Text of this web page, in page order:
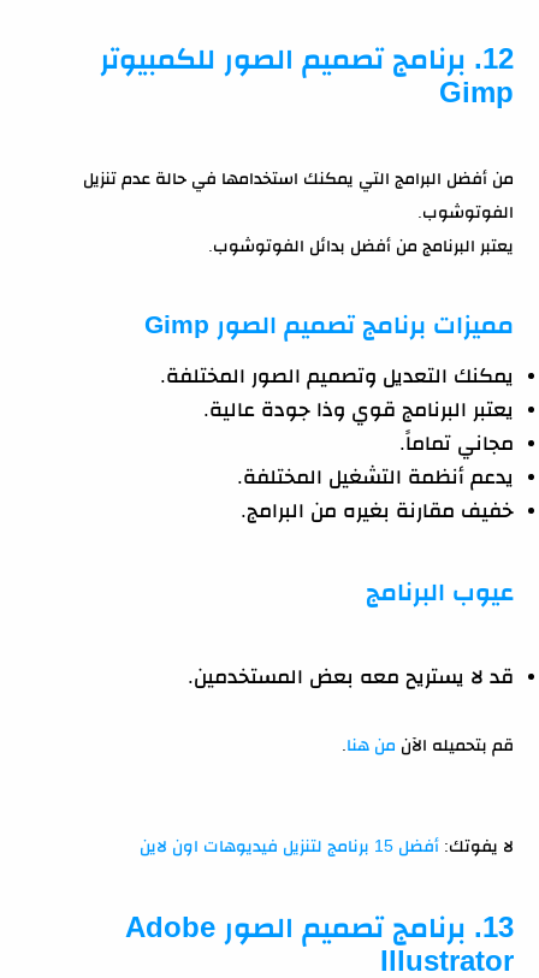
12. برنامج تصميم الصور للكمبيوتر
Gimp
من أفضل البرامج التي يمكنك استخدامها في حالة عدم تنزيل
الفوتوشوب.
يعتبر البرنامج من أفضل بدائل الفوتوشوب.
مميزات برنامج تصميم الصور Gimp
يمكنك التعديل وتصميم الصور المختلفة.
يعتبر البرنامج قوي وذا جودة عالية.
مجاني تماماً.
يدعم أنظمة التشغيل المختلفة.
خفيف مقارنة بغيره من البرامج.
عيوب البرنامج
قد لا يستريح معه بعض المستخدمين.
قم بتحميله الآن من هنا
لا يفوتك:أفضل 15 برنامج لتنزيل فيديوهات اون لاين
13. برنامج تصميم الصور Adobe
Illustrator